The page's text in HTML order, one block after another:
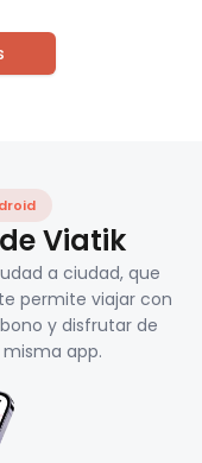
Viatik
a ciudad, que
permite viajar con
y disfrutar de
app.